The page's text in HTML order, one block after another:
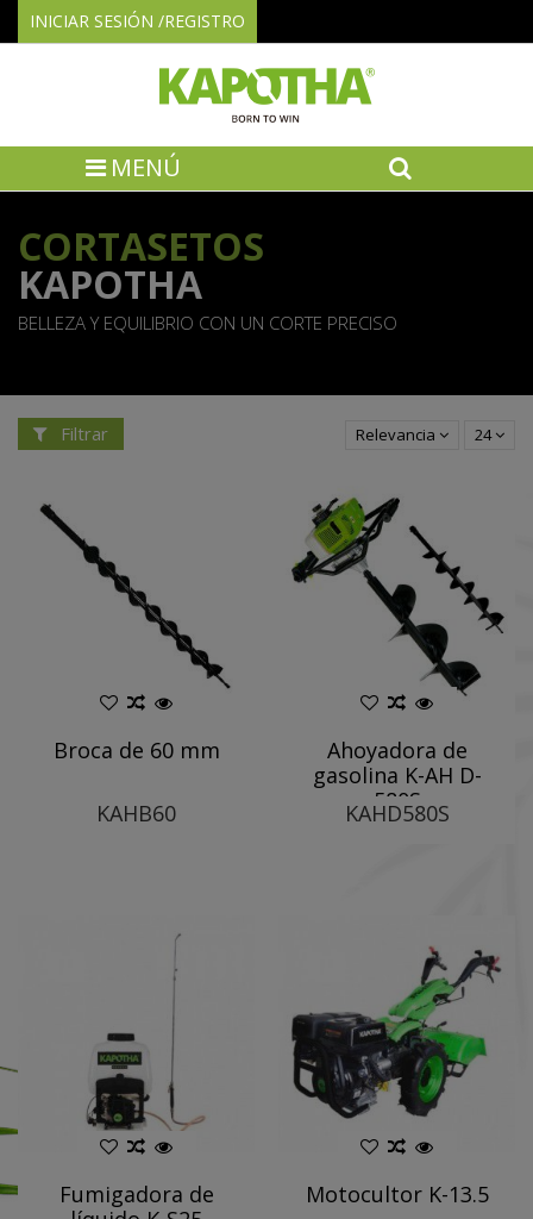
INICIAR SESIÓN /REGISTRO
MENÚ
CORTASETOS
KAPOTHA
BELLEZA Y EQUILIBRIO CON UN CORTE PRECISO
Filtrar Relevancia 24
Broca de 60 mm
KAHB60
Ahoyadora de
gasolina K-AH D-
580S
KAHD580S
Fumigadora de
Motocultor K-13.5